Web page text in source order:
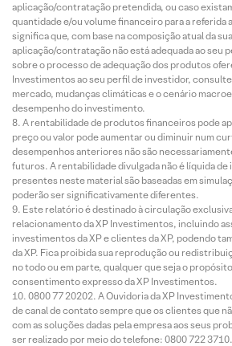
aplicação/contratação pretendida, ou caso
quantidade e/ou volume financeiro para a
significa que, com base na composição atual da
aplicação/contratação não está adequada ao seu
sobre o processo de adequação dos produtos
Investimentos ao seu perfil de investidor,
mercado, mudanças climáticas e o cenário
desempenho do investimento.
A rentabilidade de produtos financeiros pode
preço ou valor pode aumentar ou diminuir num
desempenhos anteriores não são
futuros. A rentabilidade divulgada não é líquida
presentes neste material são baseadas em
poderão ser significativamente diferentes.
Este relatório é destinado à circulação
relacionamento da XP Investimentos, incluindo
investimentos da XP e clientes da XP, podendo
da XP. Fica proibida sua reprodução ou
no todo ou em parte, qualquer que seja o
consentimento expresso da XP Investimentos.
0800 77 20202. A Ouvidoria da XP
de canal de contato sempre que os clientes que
com as soluções dadas pela empresa aos seus
ser realizado por meio do telefone: 0800 722 3710.